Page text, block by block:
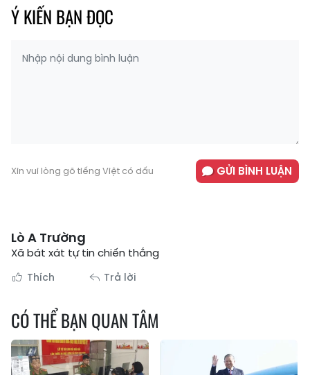
Ý KIẾN BẠN ĐỌC
Xin vui lòng gõ tiếng Việt có dấu GỬI BÌNH LUẬN
Lò A Trường
Xã bát xát tự tin chiến thắng
Thích Trả lời
CÓ THỂ BẠN QUAN TÂM